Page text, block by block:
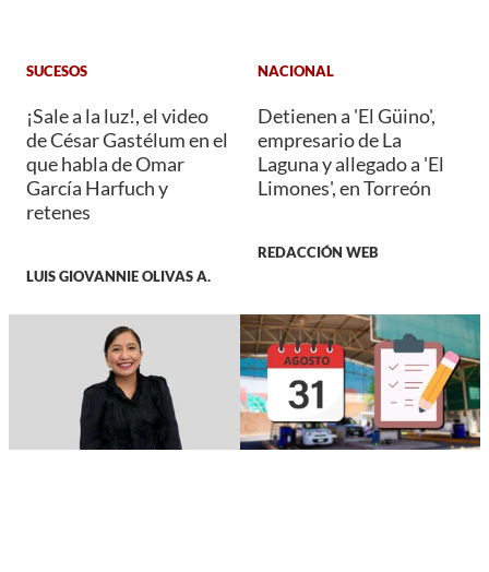
SUCESOS
¡Sale a la luz!, el video
de César Gastélum en el
que habla de Omar
García Harfuch y
retenes
LUIS GIOVANNIE OLIVAS A.
NACIONAL
Detienen a 'El Güino',
empresario de La
Laguna y allegado a 'El
Limones', en Torreón
REDACCIÓN WEB